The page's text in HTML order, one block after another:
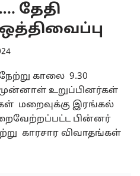
தேதி
ஒத்திவைப்பு
காலை 9.30
உறுப்பினர்கள்
மறைவுக்கு இரங்கல்
பின்னர்
காரசார விவாதங்கள்